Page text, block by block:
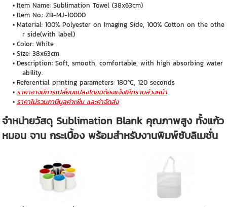
Item Name: Sublimation Towel (38x63cm)
Item No.: ZB-MJ-10000
Material: 100% Polyester on Imaging Side, 100% Cotton on the othe
r side(with label)
Color: White
Size: 38x63cm
Description: Soft, smooth, comfortable, with high absorbing water
ability.
Referential printing parameters: 180℃, 120 seconds
ราคาอาจมีการเปลี่ยนแปลงโดยมิต้องแจ้งให้ทราบล่วงหน้า
ราคาไม่รวมภาษีมูลค่าเพิ่ม และค่าจัดส่ง
จำหน่ายวัสดุ Sublimation Blank คุณภาพสูง ทั้งแก้ว
หมอน จาน กระเบื้อง พร้อมสำหรับงานพิมพ์ซับลิเมชั่น